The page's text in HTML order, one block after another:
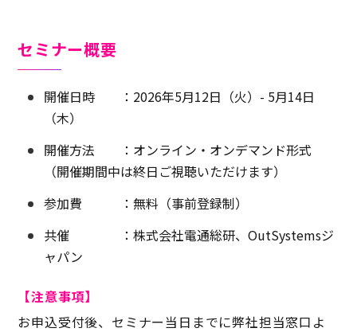
セミナー概要
開催日時 ：2026年5月12日（火）- 5月14日
（木）
開催方法 ：オンライン・オンデマンド形式
（開催期間中は終日ご視聴いただけます）
参加費 ：無料（事前登録制）
共催 ：株式会社電通総研、OutSystemsジ
ャパン
【注意事項】
お申込受付後、 セミナー当日までに弊社担当窓口よ